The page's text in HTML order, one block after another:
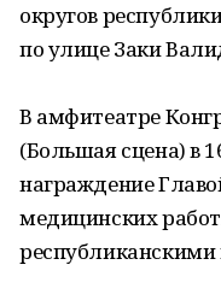
округов
по улице Заки
В амфитеатре
(Большая сцена) в
награждение
медицинских